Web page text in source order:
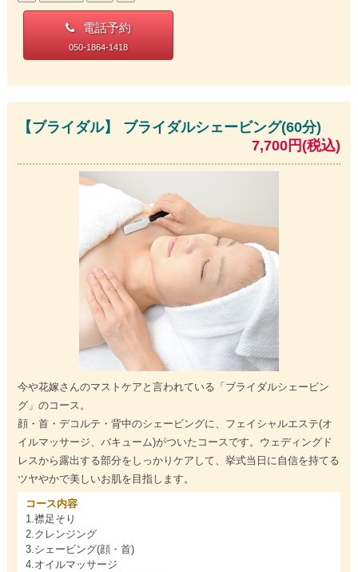
電話予約
050-1864-1418
【ブライダル】 ブライダルシェービング(60分)
7,700円(税込)
今や花嫁さんのマストケアと言われている「ブライダルシェービン
グ」のコース。
顔・首・デコルテ・背中のシェービングに、フェイシャルエステ(オ
イルマッサージ、バキューム)がついたコースです。ウェディングド
レスから露出する部分をしっかりケアして、挙式当日に自信を持てる
ツヤやかで美しいお肌を目指します。
コース内容
1.襟足そり
2.クレンジング
3.シェービング(顔・首)
4.オイルマッサージ